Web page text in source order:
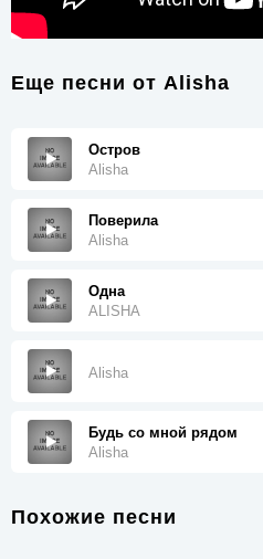
Еще песни от Alisha
Остров
Alisha
Поверила
Alisha
Одна
ALISHA
Alisha
Будь со мной рядом
Alisha
Похожие песни